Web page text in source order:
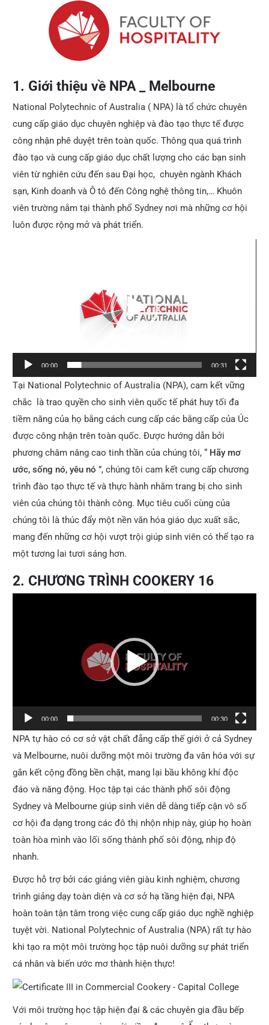
1. Giới thiệu về NPA _ Melbourne
National Polytechnic of Australia ( NPA) là tổ chức chuyên
cung cấp giáo dục chuyên nghiệp và đào tạo thực tế được
công nhận phê duyệt trên toàn quốc. Thông qua quá trình
đào tạo và cung cấp giáo dục chất lượng cho các bạn sinh
viên từ nghiên cứu đến sau Đại học, chuyên ngành Khách
sạn, Kinh doanh và Ô tô đến Công nghệ thông tin,… Khuôn
viên trường nằm tại thành phổ Sydney nơi mà những cơ hội
luôn được rộng mở và phát triển.
00:00 00:31
Tại National Polytechnic of Australia (NPA), cam kết vững
chắc là trao quyền cho sinh viên quốc tế phát huy tối đa
tiềm năng của họ bằng cách cung cấp các bằng cấp của Úc
được công nhận trên toàn quốc. Được hướng dẫn bởi
phương châm nâng cao tinh thần của chúng tôi, “ Hãy mơ
ước, sống nó, yêu nó ”, chúng tôi cam kết cung cấp chương
trình đào tạo thực tế và thực hành nhằm trang bị cho sinh
viên của chúng tôi thành công. Mục tiêu cuối cùng của
chúng tôi là thúc đẩy một nền văn hóa giáo dục xuất sắc,
mang đến những cơ hội vượt trội giúp sinh viên có thể tạo ra
một tương lai tươi sáng hơn.
2. CHƯƠNG TRÌNH COOKERY 16
00:00 00:30
NPA tự hào có cơ sở vật chất đẳng cấp thế giới ở cả Sydney
và Melbourne, nuôi dưỡng một môi trường đa văn hóa với sự
gắn kết cộng đồng bền chặt, mang lại bầu không khí độc
đáo và năng động. Học tập tại các thành phố sôi động
Sydney và Melbourne giúp sinh viên dễ dàng tiếp cận vô số
cơ hội đa dạng trong các đô thị nhộn nhịp này, giúp họ hoàn
toàn hòa mình vào lối sống thành phố sôi động, nhịp độ
nhanh.
Được hỗ trợ bởi các giảng viên giàu kinh nghiệm, chương
trình giảng dạy toàn diện và cơ sở hạ tầng hiện đại, NPA
hoàn toàn tận tâm trong việc cung cấp giáo dục nghề nghiệp
tuyệt vời. National Polytechnic of Australia (NPA) rất tự hào
khi tạo ra một môi trường học tập nuôi dưỡng sự phát triển
cá nhân và biến ước mơ thành hiện thực!
Với môi trường học tập hiện đại & các chuyên gia đầu bếp